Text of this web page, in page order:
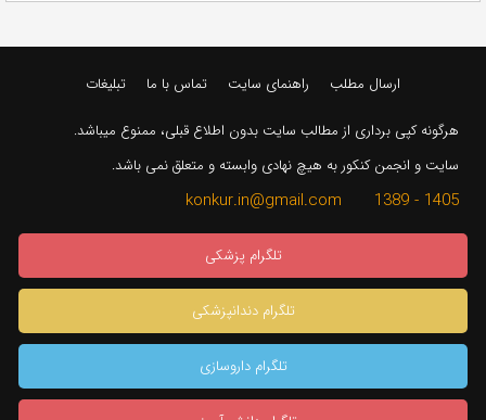
ارسال مطلب راهنمای سایت تماس با ما تبلیغات
هرگونه کپی برداری از مطالب سایت بدون اطلاع قبلی، ممنوع میباشد.
سایت و انجمن کنکور به هیچ نهادی وابسته و متعلق نمی باشد.
1405 - 1389 konkur.in@gmail.com
تلگرام پزشکی
تلگرام دندانپزشکی
تلگرام داروسازی